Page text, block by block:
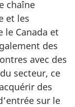
chaîne
et les
Canada et
des
avec des
secteur, ce
des
sur le